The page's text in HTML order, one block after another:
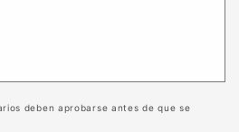
deben aprobarse antes de que se